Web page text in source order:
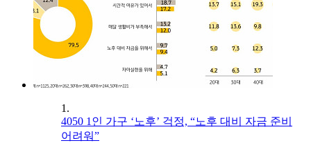
1.
4050 1인 가구 ‘노후’ 걱정, “노후 대비 자금 준비
어려워”